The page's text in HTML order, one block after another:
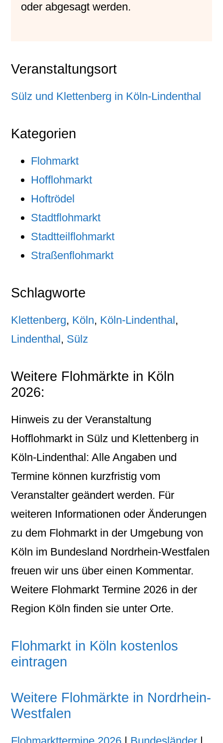
oder abgesagt werden.
Veranstaltungsort
Sülz und Klettenberg in Köln-Lindenthal
Kategorien
Flohmarkt
Hofflohmarkt
Hoftrödel
Stadtflohmarkt
Stadtteilflohmarkt
Straßenflohmarkt
Schlagworte
Klettenberg, Köln, Köln-Lindenthal,
Lindenthal, Sülz
Weitere Flohmärkte in Köln
2026:
Hinweis zu der Veranstaltung
Hofflohmarkt in Sülz und Klettenberg in
Köln-Lindenthal: Alle Angaben und
Termine können kurzfristig vom
Veranstalter geändert werden. Für
weiteren Informationen oder Änderungen
zu dem Flohmarkt in der Umgebung von
Köln im Bundesland Nordrhein-Westfalen
freuen wir uns über einen Kommentar.
Weitere Flohmarkt Termine 2026 in der
Region Köln finden sie unter Orte.
Flohmarkt in Köln kostenlos
eintragen
Weitere Flohmärkte in Nordrhein-
Westfalen